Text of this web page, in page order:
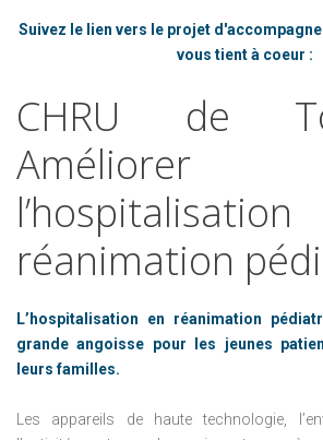
Suivez le lien vers le projet
vous tient à coeur :
CHRU de
Améliorer
l’hospitalisation
réanimation
L’hospitalisation en réanimation
grande angoisse pour les jeunes
leurs familles.
Les appareils de haute technologie,